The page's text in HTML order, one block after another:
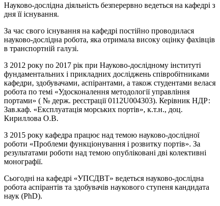
Науково-дослідна діяльність безперервно ведеться на кафедрі з
дня її існування.
За час свого існування на кафедрі постійно проводилася
науково-дослідна робота, яка отримала високу оцінку фахівців
в транспортній галузі.
З 2012 року по 2017 рік при Науково-дослідному інституті
фундаментальних і прикладних досліджень співробітниками
кафедри, здобувачами, аспірантами, а також студентами велася
робота по темі «Удосконалення методології управління
портами» ( № держ. реєстрації 0112U004303). Керівник НДР:
Зав.каф. «Експлуатація морських портів», к.т.н., доц.
Кириллова О.В.
З 2015 року кафедра працює над темою науково-дослідної
роботи «Проблеми функціонування і розвитку портів». За
результатами роботи над темою опубліковані дві колективні
монографії.
Сьогодні на кафедрі «УПСДВТ» ведеться науково-дослідна
робота аспірантів та здобувачів наукового ступеня кандидата
наук (PhD).